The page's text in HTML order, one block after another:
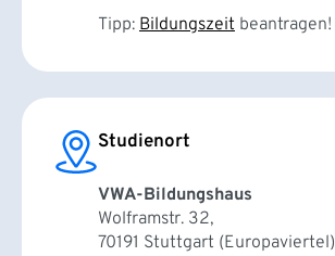
Tipp: Bildungszeit beantragen!
Studienort
VWA-Bildungshaus
Wolframstr. 32,
70191 Stuttgart (Europaviertel)